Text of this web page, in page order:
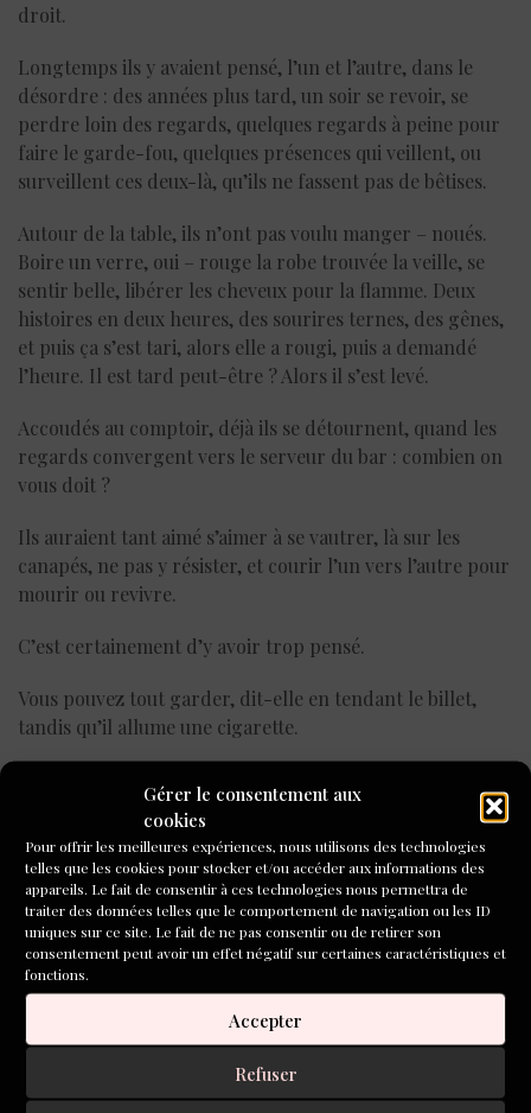
Gérer le consentement aux
cookies
Pour offrir les meilleures expériences, nous utilisons des technologies
telles que les cookies pour stocker et/ou accéder aux informations des
appareils. Le fait de consentir à ces technologies nous permettra de
traiter des données telles que le comportement de navigation ou les ID
uniques sur ce site. Le fait de ne pas consentir ou de retirer son
consentement peut avoir un effet négatif sur certaines caractéristiques et
fonctions.
Accepter
Refuser
droit.
Longtemps ils y avaient pensé, l’un et l’autre, dans le
désordre : des années plus tard, un soir se revoir, se
perdre loin des regards, quelques regards à peine pour
faire le garde-fou, quelques présences qui veillent, ou
surveillent ces deux-là, qu’ils ne fassent pas de bêtises.
Autour de la table, ils n’ont pas voulu manger – noués.
Boire un verre, oui – rouge la robe trouvée la veille, se
sentir belle, libérer les cheveux pour la flamme. Deux
histoires en deux heures, des sourires ternes, des gênes,
et puis ça s’est tari, alors elle a rougi, puis a demandé
l’heure. Il est tard peut-être ? Alors il s’est levé.
Accoudés au comptoir, déjà ils se détournent, quand les
regards convergent vers le serveur du bar : combien on
vous doit ?
Ils auraient tant aimé s’aimer à se vautrer, là sur les
canapés, ne pas y résister, et courir l’un vers l’autre pour
mourir ou revivre.
C’est certainement d’y avoir trop pensé.
Vous pouvez tout garder, dit-elle en tendant le billet,
tandis qu’il allume une cigarette.
Bientôt ils sortiront du bar. Elle aura un peu froid. Elle
tournera à droite pour prendre le métro. Las, il restera
sur le trottoir, face aux lumières du comptoir, où il
retournera pour prendre un dernier verre, près d’un
homme à chapeau. Ne pas rentrer déjà.
Dehors la nuit est déserte.
Des mots résonnent encore, qui ne lui étaient pas